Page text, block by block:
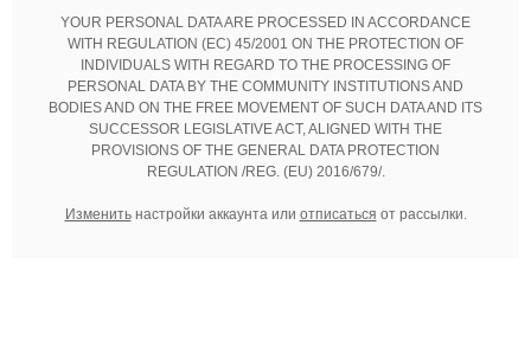
YOUR PERSONAL DATA ARE PROCESSED IN ACCORDANCE
WITH REGULATION (EC) 45/2001 ON THE PROTECTION OF
INDIVIDUALS WITH REGARD TO THE PROCESSING OF
PERSONAL DATA BY THE COMMUNITY INSTITUTIONS AND
BODIES AND ON THE FREE MOVEMENT OF SUCH DATA AND ITS
SUCCESSOR LEGISLATIVE ACT, ALIGNED WITH THE
PROVISIONS OF THE GENERAL DATA PROTECTION
REGULATION /REG. (EU) 2016/679/.
Изменитьнастройки аккаунта или отписаться от рассылки.